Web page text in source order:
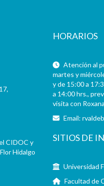
CIDOC y
Hidalgo
HORARIOS
Atención al
martes y
y de 15:00 a
a 14:00 hrs.,
visita con
Email:
SITIOS DE
Universidad
Facultad de